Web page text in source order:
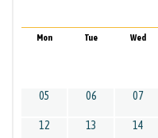
Mon Tue Wed
05 06 07
12 13 14